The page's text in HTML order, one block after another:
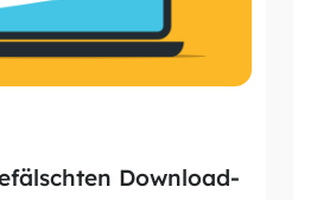
Download-